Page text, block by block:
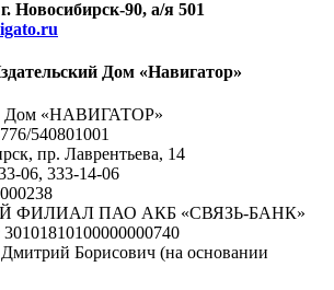
Новосибирск-90, а/я 501
Дом «Навигатор»
Дом «НАВИГАТОР»
540801001
пр. Лаврентьева, 14
06, 333-14-06
ФИЛИАЛ ПАО АКБ «СВЯЗЬ-БАНК»
Борисович (на основании